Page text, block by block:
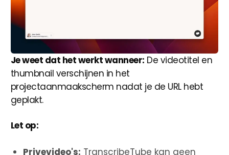
Je weet dat het werkt wanneer: De videotitel en
thumbnail verschijnen in het
projectaanmaakscherm nadat je de URL hebt
geplakt.
Let op:
Privevideo's: TranscribeTube kan geen